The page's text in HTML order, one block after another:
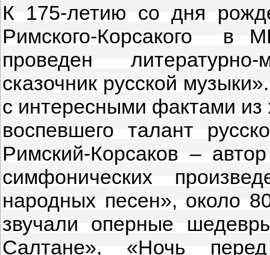
К 175-летию со дня
Римского-Корсакого в
проведен
сказочник русской
с интересными фактами из
воспевшего талант
Римский-Корсаков –
симфонических
народных песен», около
звучали оперные
Салтане», «Ночь перед